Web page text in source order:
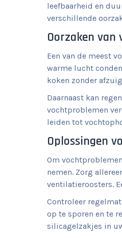
leefbaarheid en
verschillende
Oorzaken van
Een van de meest
warme lucht
koken zonder
Daarnaast kan
vochtproblemen
leiden tot
Oplossingen
Om
nemen. Zorg
ventilatieroosters.
Controleer
op te sporen en te
silicagelzakjes in